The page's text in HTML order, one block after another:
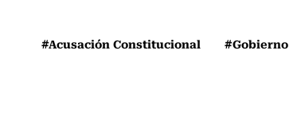
#Acusación Constitucional #Gobierno